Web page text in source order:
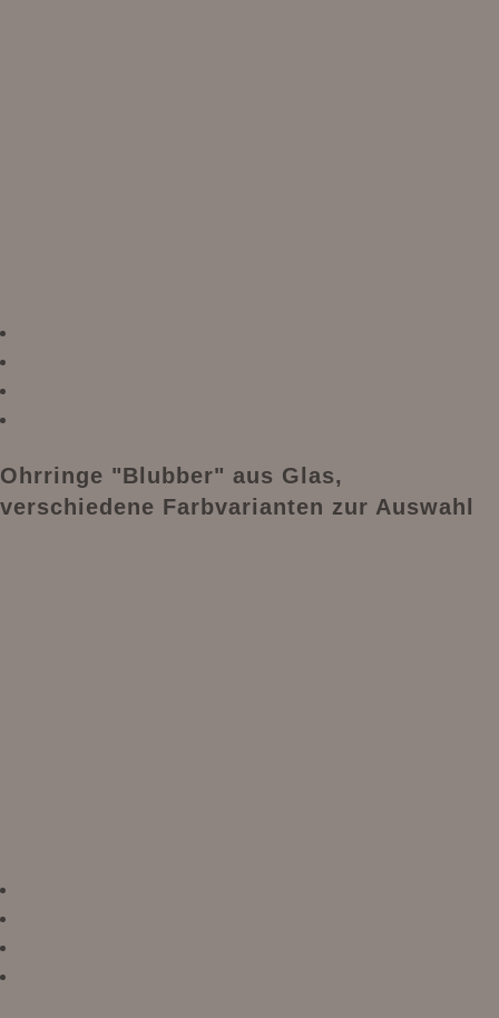
Ohrringe "Blubber" aus Glas,
verschiedene Farbvarianten zur Auswahl